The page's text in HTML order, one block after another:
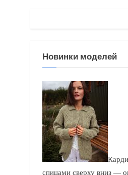
а
и
с
ь
:
Новинки моделей
спицами сверху вниз —